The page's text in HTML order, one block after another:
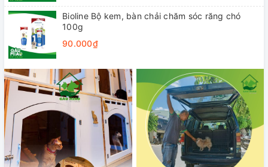
Bioline Bộ kem, bàn chải chăm sóc răng chó
100g
90.000₫